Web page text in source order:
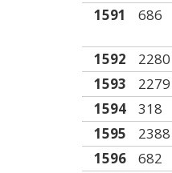
1591
686
1592 2280
1593
2279
1594
318
1595
2388
1596
682